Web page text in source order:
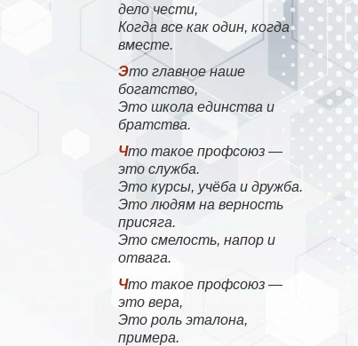
дело чести,
Когда все как один, когда
вместе.
Это главное наше
богатство,
Это школа единства и
братства.
Что такое профсоюз —
это служба.
Это курсы, учёба и дружба.
Это людям на верность
присяга.
Это смелость, напор и
отвага.
Что такое профсоюз —
это вера,
Это роль эталона,
примера.